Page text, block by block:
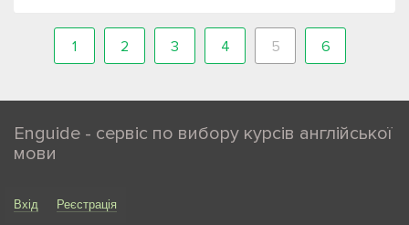
1 2 3 4 5 6
Enguide - сервіс по вибору курсів англійської
мови
Вхід Реєстрація